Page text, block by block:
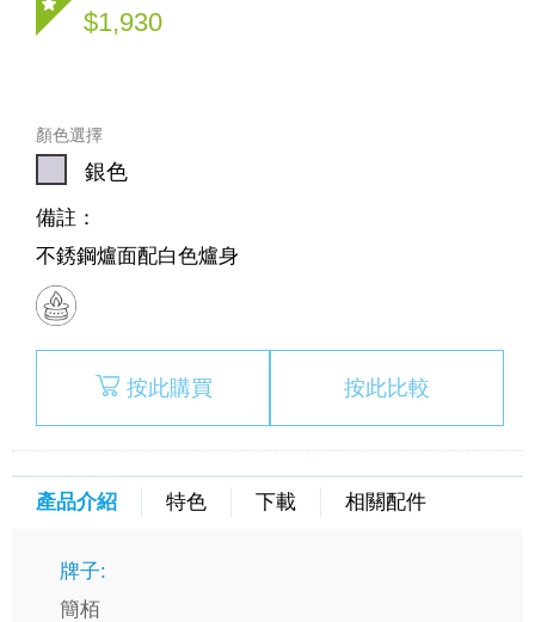
$1,930
顏色選擇
銀色
備註：
不銹鋼爐面配白色爐身
按此購買 按此比較
產品介紹 特色 下載 相關配件
牌子:
簡栢